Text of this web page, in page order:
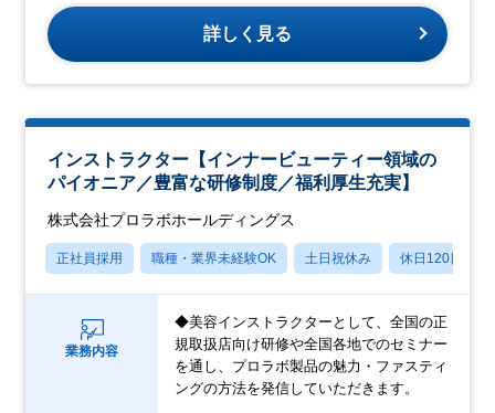
詳しく見る
インストラクター【インナービューティー領域の
パイオニア／豊富な研修制度／福利厚生充実】
株式会社プロラボホールディングス
正社員採用 職種・業界未経験OK 土日祝休み 休日120日以上
業務内容
◆美容インストラクターとして、全国の正
規取扱店向け研修や全国各地でのセミナー
を通し、プロラボ製品の魅力・ファスティ
ングの方法を発信していただきます。